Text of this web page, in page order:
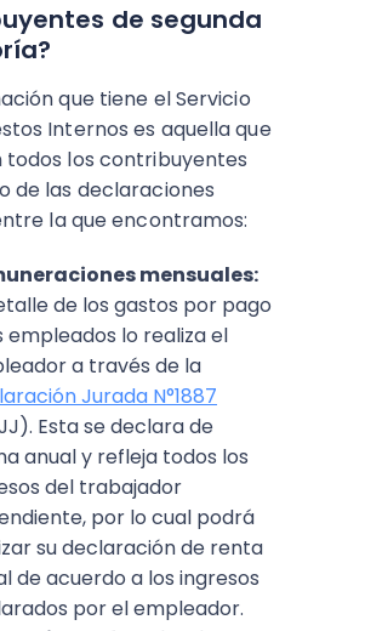
de segunda
que tiene el Servicio
Internos es aquella que
los contribuyentes
de las declaraciones
la que encontramos:
mensuales:
de los gastos por pago
empleados lo realiza el
a través de la
Jurada N°1887
Esta se declara de
anual y refleja todos los
del trabajador
por lo cual podrá
su declaración de renta
de acuerdo a los ingresos
por el empleador.